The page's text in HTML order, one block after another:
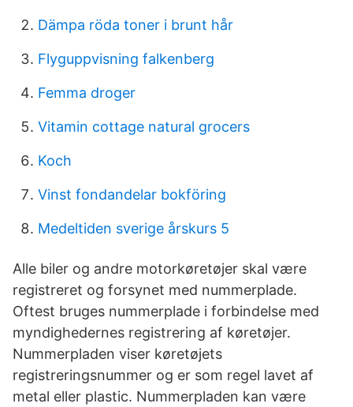
Dämpa röda toner i brunt hår
Flyguppvisning falkenberg
Femma droger
Vitamin cottage natural grocers
Koch
Vinst fondandelar bokföring
Medeltiden sverige årskurs 5
Alle biler og andre motorkøretøjer skal være
registreret og forsynet med nummerplade.
Oftest bruges nummerplade i forbindelse med
myndighedernes registrering af køretøjer.
Nummerpladen viser køretøjets
registreringsnummer og er som regel lavet af
metal eller plastic. Nummerpladen kan være